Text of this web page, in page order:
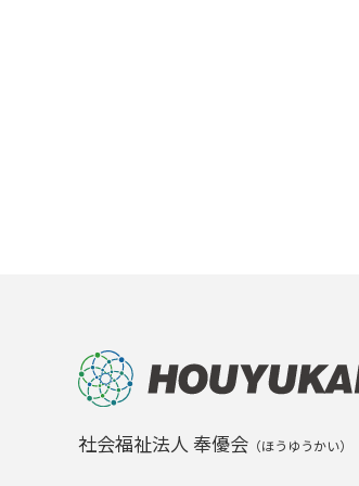
社会福祉法人 奉優会 （ほうゆうかい）